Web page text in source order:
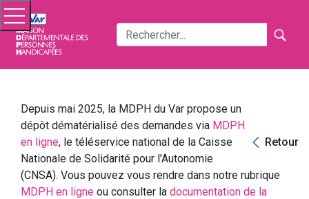
Menu Menu
La MDPH
Étapes du dossier
Prestations
Recours
Retour
Depuis mai 2025, la MDPH du Var propose un
dépôt dématérialisé des demandes via MDPH
en ligne, le téléservice national de la Caisse
Nationale de Solidarité pour l'Autonomie
(CNSA). Vous pouvez vous rendre dans notre rubrique
MDPH en ligne ou consulter la documentation de la